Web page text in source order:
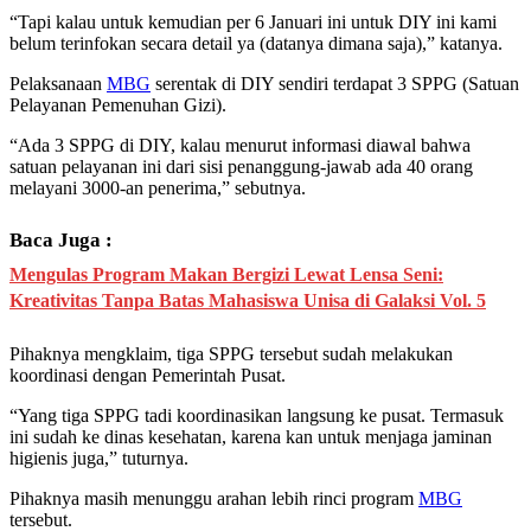
“Tapi kalau untuk kemudian per 6 Januari ini untuk DIY ini kami
belum terinfokan secara detail ya (datanya dimana saja),” katanya.
Pelaksanaan MBG serentak di DIY sendiri terdapat 3 SPPG (Satuan
Pelayanan Pemenuhan Gizi).
“Ada 3 SPPG di DIY, kalau menurut informasi diawal bahwa
satuan pelayanan ini dari sisi penanggung-jawab ada 40 orang
melayani 3000-an penerima,” sebutnya.
Baca Juga :
Mengulas Program Makan Bergizi Lewat Lensa Seni:
Kreativitas Tanpa Batas Mahasiswa Unisa di Galaksi Vol. 5
Pihaknya mengklaim, tiga SPPG tersebut sudah melakukan
koordinasi dengan Pemerintah Pusat.
“Yang tiga SPPG tadi koordinasikan langsung ke pusat. Termasuk
ini sudah ke dinas kesehatan, karena kan untuk menjaga jaminan
higienis juga,” tuturnya.
Pihaknya masih menunggu arahan lebih rinci program MBG
tersebut.